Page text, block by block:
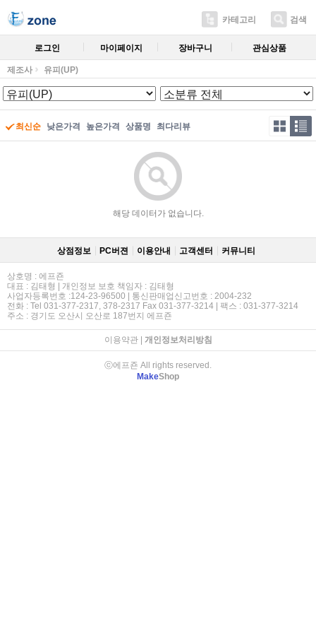
카테고리 검색
로그인 마이페이지 장바구니 관심상품
제조사 유피(UP)
최신순 낮은가격 높은가격 상품명 최다리뷰
해당 데이터가 없습니다.
상점정보 PC버젼 이용안내 고객센터 커뮤니티
상호명 : 에프죤
대표 : 김태형 | 개인정보 보호 책임자 : 김태형
사업자등록번호 :124-23-96500 | 통신판매업신고번호 : 2004-232
전화 : Tel 031-377-2317, 378-2317 Fax 031-377-3214 | 팩스 : 031-377-3214
주소 : 경기도 오산시 오산로 187번지 에프죤
이용약관| 개인정보처리방침
ⓒ에프죤 All rights reserved.
MakeShop